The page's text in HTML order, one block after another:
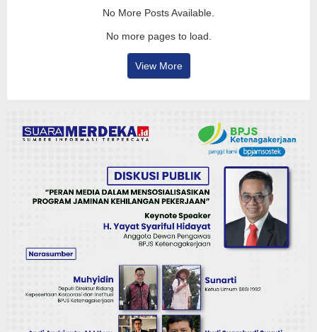
No More Posts Available.
No more pages to load.
View More